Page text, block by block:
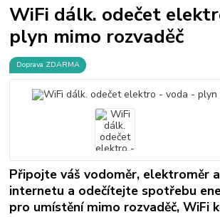
WiFi dálk. odečet
plyn mimo rozvaděč
Doprava ZDARMA
Připojte váš vodoměr, elektroměr
internetu a odečítejte spotřebu
pro umístění mimo rozvaděč, WiFi